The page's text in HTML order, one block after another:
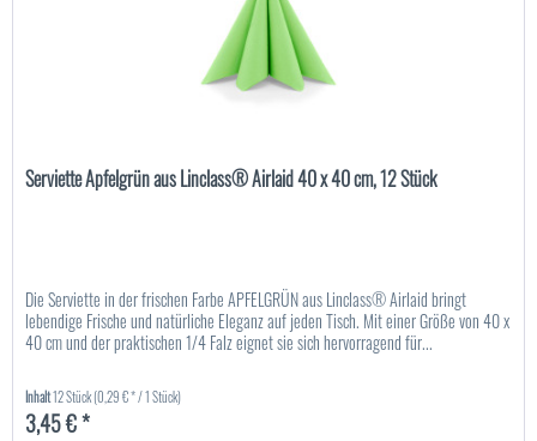
Serviette Apfelgrün aus Linclass® Airlaid 40 x 40 cm, 12 Stück
Die Serviette in der frischen Farbe APFELGRÜN aus Linclass® Airlaid bringt
lebendige Frische und natürliche Eleganz auf jeden Tisch. Mit einer Größe von 40 x
40 cm und der praktischen 1/4 Falz eignet sie sich hervorragend für...
Inhalt12 Stück(0,29 € * / 1 Stück)
3,45 € *